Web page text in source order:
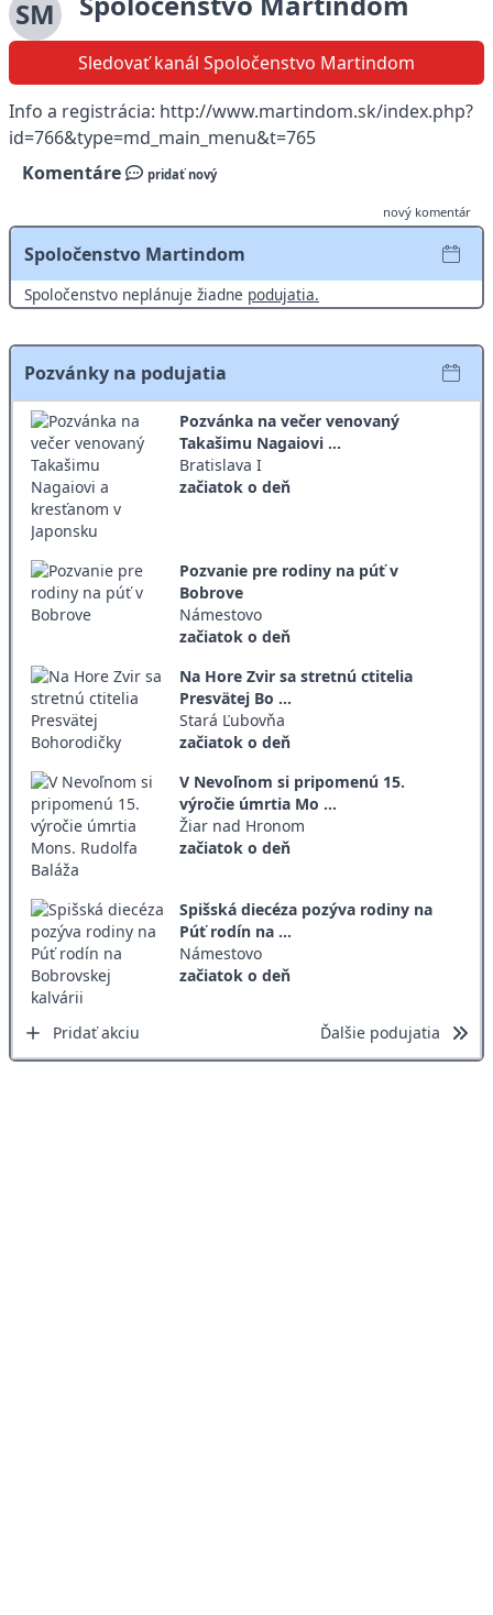
SM
Sledovať kanál Spoločenstvo Martindom
Info a registrácia: http://www.martindom.sk/index.php?
id=766&type=md_main_menu&t=765
Komentáre
pridať nový
nový komentár
Spoločenstvo Martindom
Spoločenstvo neplánuje žiadne podujatia.
Pozvánky na podujatia
Pozvánka na večer venovaný
Takašimu Nagaiovi ...
Bratislava I
začiatok o deň
Pozvanie pre rodiny na púť v
Bobrove
Námestovo
začiatok o deň
Na Hore Zvir sa stretnú ctitelia
Presvätej Bo ...
Stará Ľubovňa
začiatok o deň
V Nevoľnom si pripomenú 15.
výročie úmrtia Mo ...
Žiar nad Hronom
začiatok o deň
Spišská diecéza pozýva rodiny na
Púť rodín na ...
Námestovo
začiatok o deň
Pridať akciu Ďalšie podujatia